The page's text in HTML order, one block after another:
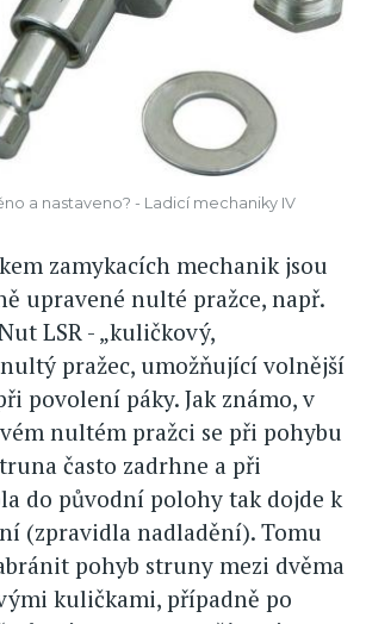
a nastaveno? - Ladicí mechaniky IV
zamykacích mechanik jsou
upravené nulté pražce, např.
LSR - „kuličkový,
pražec, umožňující volnější
povolení páky. Jak známo, v
nultém pražci se při pohybu
často zadrhne a při
do původní polohy tak dojde k
(zpravidla nadladění). Tomu
pohyb struny mezi dvěma
kuličkami, případně po